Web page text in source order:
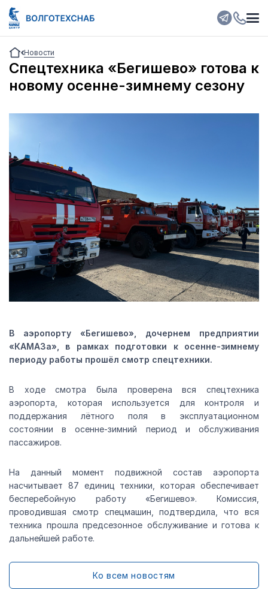
Новости
Спецтехника «Бегишево» готова к
новому осенне-зимнему сезону
В аэропорту «Бегишево», дочернем предприятии
«КАМАЗа», в рамках подготовки к осенне-зимнему
периоду работы прошёл смотр спецтехники.
В ходе смотра была проверена вся спецтехника
аэропорта, которая используется для контроля и
поддержания лётного поля в эксплуатационном
состоянии в осенне-зимний период и обслуживания
пассажиров.
На данный момент подвижной состав аэропорта
насчитывает 87 единиц техники, которая обеспечивает
бесперебойную работу «Бегишево». Комиссия,
проводившая смотр спецмашин, подтвердила, что вся
техника прошла предсезонное обслуживание и готова к
дальнейшей работе.
Ко всем новостям